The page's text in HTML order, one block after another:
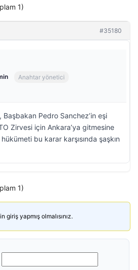
1)
#35180
Anahtar yönetici
Başbakan Pedro Sanchez’in eşi
Zirvesi için Ankara’ya gitmesine
bu karar karşısında şaşkın
1)
giriş yapmış olmalısınız.